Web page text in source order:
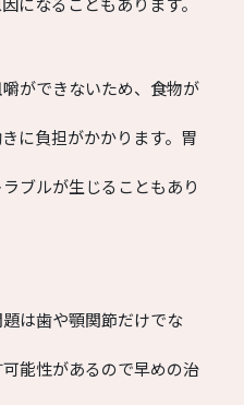
ができないため、食物が
に負担がかかります。胃
ブルが生じることもあり
は歯や顎関節だけでな
能性があるので早めの治